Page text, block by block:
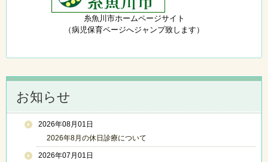
糸魚川市ホームページサイト
（病児保育ページへジャンプ致します）
お知らせ
2026年08月01日
2026年8月の休日診療について
2026年07月01日